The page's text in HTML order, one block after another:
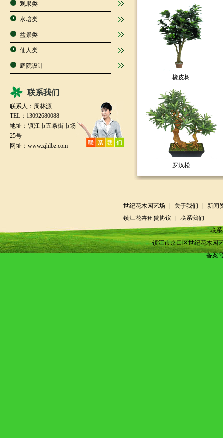
观果类
水培类
盆景类
仙人类
庭院设计
联系我们
联系人：周林源
TEL：13092680088
地址：镇江市五条街市场
25号
网址： www.zjhlbz.com
橡皮树
罗汉松
世纪花木园艺场 关于我们
新闻
镇江花卉租赁协议
联系我们
联系
镇江市京口区世纪花木园
备案